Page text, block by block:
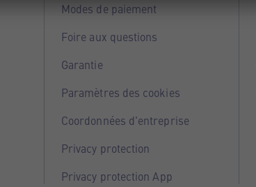
Modes de paiement
Foire aux questions
Garantie
Paramètres des cookies
Coordonnées d'entreprise
Privacy protection
Privacy protection App